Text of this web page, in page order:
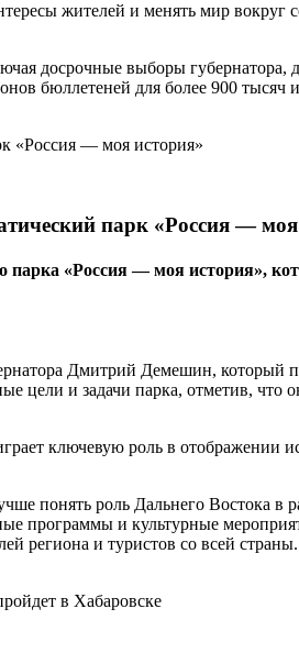
жителей и менять мир
досрочные выборы
бюллетеней для более 900 тысяч
парк «Россия —
парка «Россия — моя
Дмитрий Демешин, который
и задачи парка, отметив, что
ключевую роль в
понять роль Дальнего Востока
программы и культурные
региона и туристов со всей страны.